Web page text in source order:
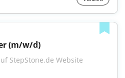
(m/w/d)
StepStone.de Website